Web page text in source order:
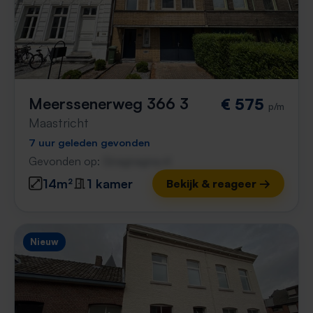
Meerssenerweg 366 3
Maastricht
€ 575 p/m
7 uur geleden gevonden
Gevonden op:
14m² 1 kamer Bekijk & reageer →
Nieuw